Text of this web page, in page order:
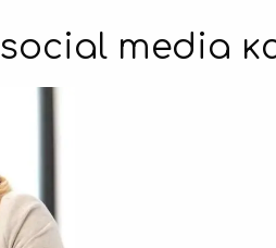
social media